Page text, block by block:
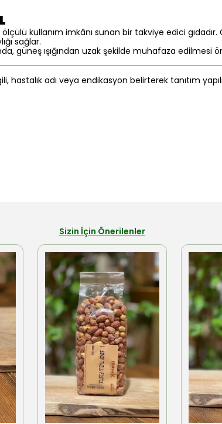
kullanım imkânı sunan bir takviye edici
sağlar.
güneş ışığından uzak şekilde muhafaza edilmesi
adı veya endikasyon belirterek tanıtım
Sizin İçin Önerilenler